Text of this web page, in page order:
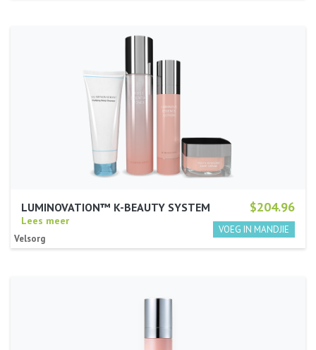
$204.96
LUMINOVATION™ K-BEAUTY SYSTEM
Lees meer
Velsorg